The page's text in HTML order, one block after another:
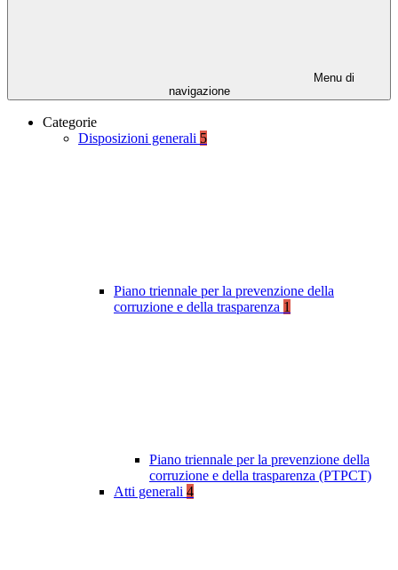
Menu di
navigazione
Categorie
Disposizioni generali 5
Piano triennale per la prevenzione della
corruzione e della trasparenza 1
Piano triennale per la prevenzione della
corruzione e della trasparenza (PTPCT)
Atti generali 4